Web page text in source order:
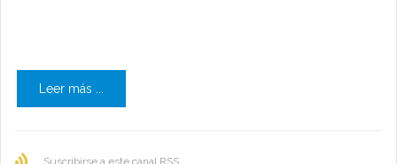
Leer más ...
Suscribirse a este canal RSS